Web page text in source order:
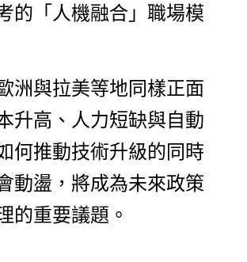
的「人機融合」職場模
洲與拉美等地同樣正面
升高、人力短缺與自動
何推動技術升級的同時
動盪，將成為未來政策
的重要議題。